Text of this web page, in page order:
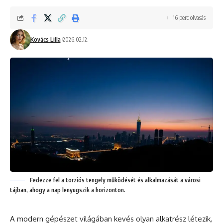
Kovács Lilla 2026.02.12.
16 perc olvasás
Fedezze fel a torziós tengely működését és alkalmazását a városi
tájban, ahogy a nap lenyugszik a horizonton.
A modern gépészet világában kevés olyan alkatrész létezik,